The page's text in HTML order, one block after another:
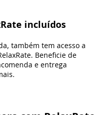
incluídos
também tem acesso a
Beneficie de
e entrega